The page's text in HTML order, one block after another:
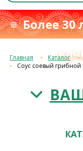
≡ Более 30
Главная Каталог
Соус соевый грибной